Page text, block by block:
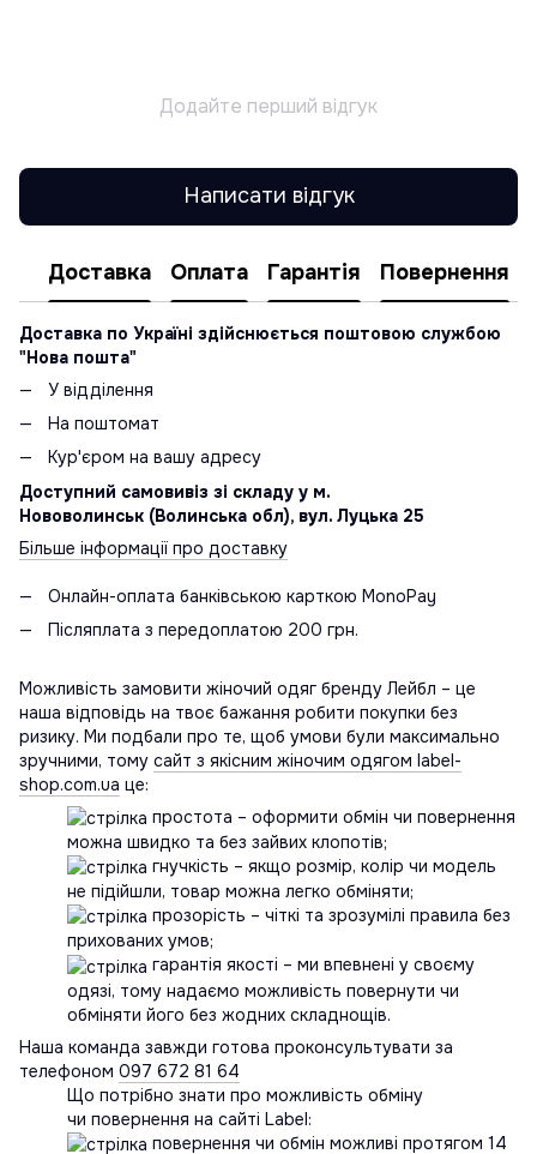
Додайте перший відгук
Написати відгук
Доставка Оплата Гарантія Повернення
Доставка по Україні здійснюється поштовою службою
"Нова пошта"
У відділення
На поштомат
Кур'єром на вашу адресу
Доступний самовивіз зі складу у м.
Нововолинськ (Волинська обл), вул. Луцька 25
Більше інформації про доставку
Онлайн-оплата банківською карткою MonoPay
Післяплата з передоплатою 200 грн.
Можливість замовити жіночий одяг бренду Лейбл – це
наша відповідь на твоє бажання робити покупки без
ризику. Ми подбали про те, щоб умови були максимально
зручними, тому сайт з якісним жіночим одягом label-
shop.com.ua це:
простота – оформити обмін чи повернення
можна швидко та без зайвих клопотів;
гнучкість – якщо розмір, колір чи модель
не підійшли, товар можна легко обміняти;
прозорість – чіткі та зрозумілі правила без
прихованих умов;
гарантія якості – ми впевнені у своєму
одязі, тому надаємо можливість повернути чи
обміняти його без жодних складнощів.
Наша команда завжди готова проконсультувати за
телефоном 097 672 81 64
Що потрібно знати про можливість обміну
чи повернення на сайті Label:
повернення чи обмін можливі протягом 14